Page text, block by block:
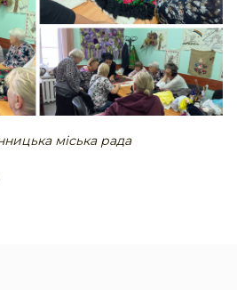
міська рада